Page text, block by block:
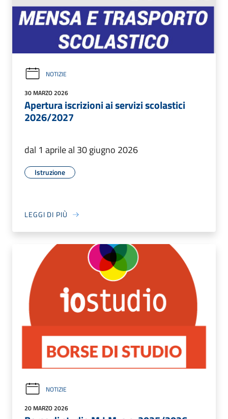
NOTIZIE
30 MARZO 2026
Apertura iscrizioni ai servizi scolastici
2026/2027
dal 1 aprile al 30 giugno 2026
Istruzione
LEGGI DI PIÙ
NOTIZIE
20 MARZO 2026